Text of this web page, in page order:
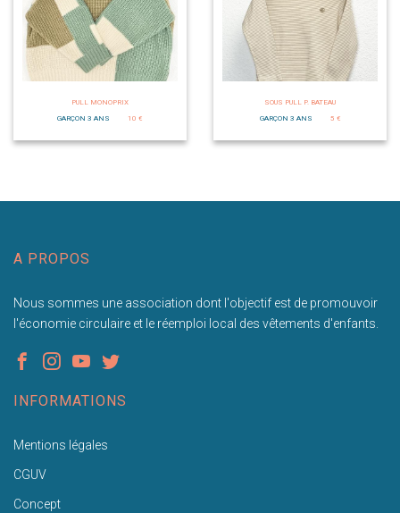
PULL MONOPRIX
GARÇON 3 ANS
10 €
SOUS PULL P. BATEAU
GARÇON 3 ANS
5 €
A PROPOS
Nous sommes une association dont l'objectif est de promouvoir
l'économie circulaire et le réemploi local des vêtements d'enfants.
INFORMATIONS
Mentions légales
CGUV
Concept